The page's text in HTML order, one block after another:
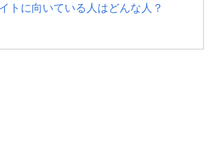
トに向いている人はどんな人？